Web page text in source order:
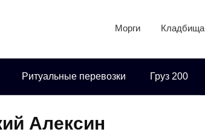
Морги Кладбища
Ритуальные перевозки Груз 200
Алексин